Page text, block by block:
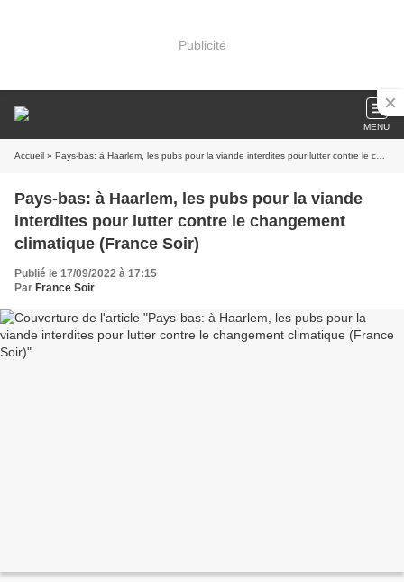
Publicité
MENU
Accueil » Pays-bas: à Haarlem, les pubs pour la viande interdites pour lutter contre le changement climatique (France Soir)
Pays-bas: à Haarlem, les pubs pour la viande
interdites pour lutter contre le changement
climatique (France Soir)
Publié le 17/09/2022 à 17:15
Par France Soir